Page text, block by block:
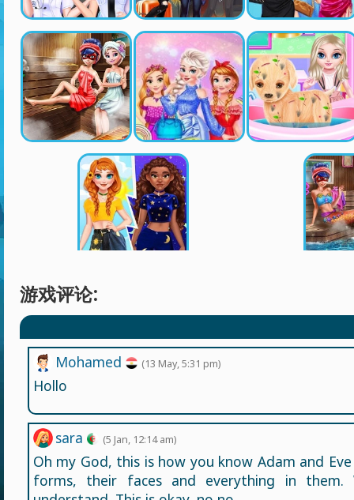
游戏评论:
sara (5 Jan, 12:14 am)
Oh my God, this is how you know Adam and
forms, their faces and everything in
Mohamed (13 May, 5:31 pm)
Hollo